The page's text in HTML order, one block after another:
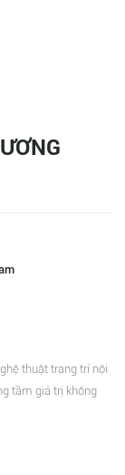
thuật trang trí nội
tầm giá trị không